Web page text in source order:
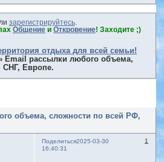
зарегистрируйтесь.
Общениеи Откровение! Заходите ;)
отдыха для всей семьи!
Email рассылки любого объема,
СНГ, Европе.
объема, сложности по всей РФ,
Поделиться 1
2025-03-30
16:40:31